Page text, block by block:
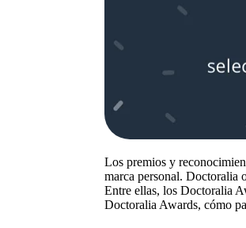
Los premios y
marca personal. Doctoralia
Entre ellas, los Doctoralia
Doctoralia Awards, cómo